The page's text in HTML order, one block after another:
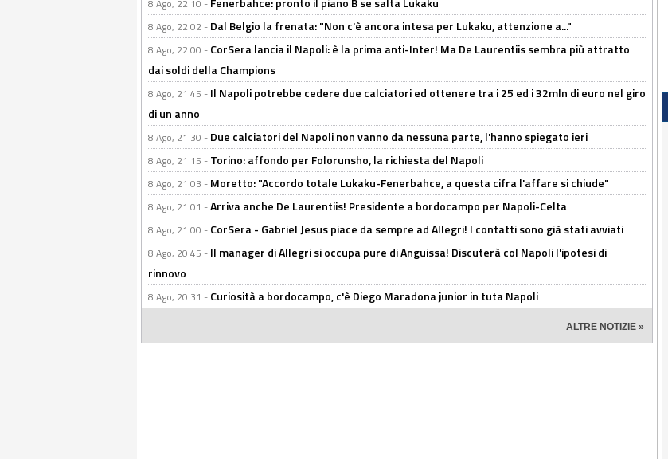
8 Ago, 22:10 -
8 Ago, 22:02 - Dal Belgio la frenata: "Non c'è ancora intesa per Lukaku, attenzione a..."
8 Ago, 22:00 - CorSera lancia il Napoli: è la prima anti-Inter! Ma De Laurentiis sembra più attratto
dai soldi della Champions
8 Ago, 21:45 - Il Napoli potrebbe cedere due calciatori ed ottenere tra i 25 ed i 32mln di euro nel giro
di un anno
8 Ago, 21:30 - Due calciatori del Napoli non vanno da nessuna parte, l'hanno spiegato ieri
8 Ago, 21:15 - Torino: affondo per Folorunsho, la richiesta del Napoli
8 Ago, 21:03 - Moretto: "Accordo totale Lukaku-Fenerbahce, a questa cifra l'affare si chiude"
8 Ago, 21:01 -Arriva anche De Laurentiis! Presidente a bordocampo per Napoli-Celta
8 Ago, 21:00 - CorSera - Gabriel Jesus piace da sempre ad Allegri! I contatti sono già stati avviati
8 Ago, 20:45 - Il manager di Allegri si occupa pure di Anguissa! Discuterà col Napoli l'ipotesi di
rinnovo
8 Ago, 20:31 - Curiosità a bordocampo, c'è Diego Maradona junior in tuta Napoli
ALTRE NOTIZIE »